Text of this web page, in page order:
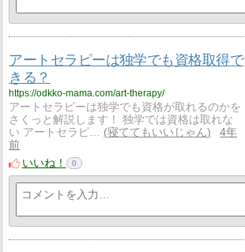
アートセラピーは独学でも資格取得で
きる？
https://odkko-mama.com/art-therapy/
アートセラピーは独学でも資格が取れるのかを
さくっと解説します！ 独学では資格は取れな
い アートセラピ…
寝ててもいいじゃん
4年
前
いいね！
0